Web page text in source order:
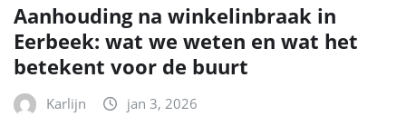
Aanhouding na winkelinbraak in
Eerbeek: wat we weten en wat het
betekent voor de buurt
Karlijn jan 3, 2026